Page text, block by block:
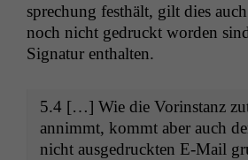
sprechung fes­thält, gilt dies
noch nicht gedruckt wor­den
Sig­natur enthalten.
5.4 […] Wie die Vorin­stanz
annimmt, kommt aber auch
nicht aus­ge­druck­ten E‑Mail